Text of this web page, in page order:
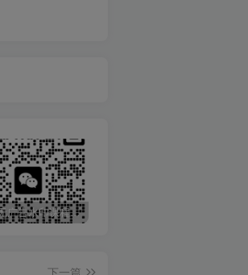
最新无广告水印课程资源 长期更新
下一篇